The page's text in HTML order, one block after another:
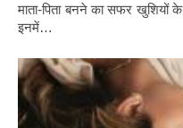
माता-पिता बनने का सफर खुशियों
इनमें…